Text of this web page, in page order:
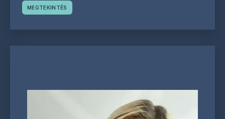
MEGTEKINTÉS